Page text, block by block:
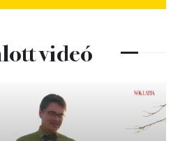
videó